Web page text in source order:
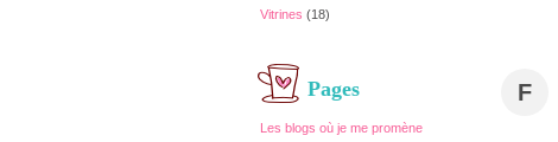
Vitrines (18)
Pages
Les blogs où je me promène
F